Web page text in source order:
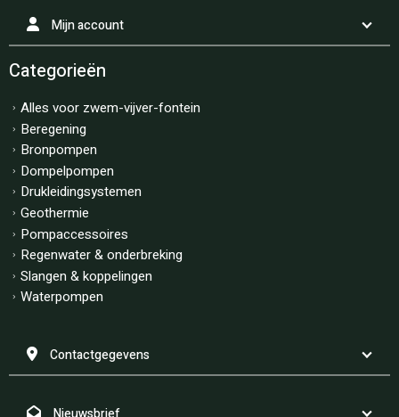
Mijn account
Categorieën
Alles voor zwem-vijver-fontein
Beregening
Bronpompen
Dompelpompen
Drukleidingsystemen
Geothermie
Pompaccessoires
Regenwater & onderbreking
Slangen & koppelingen
Waterpompen
Contactgegevens